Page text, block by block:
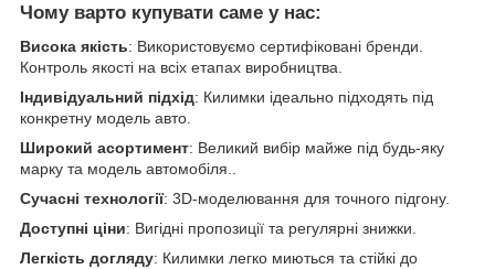
Чому варто купувати саме у нас:
Висока якість: Використовуємо сертифіковані бренди.
Контроль якості на всіх етапах виробництва.
Індивідуальний підхід: Килимки ідеально підходять під
конкретну модель авто.
Широкий асортимент: Великий вибір майже під будь-яку
марку та модель автомобіля..
Сучасні технології: 3D-моделювання для точного підгону.
Доступні ціни: Вигідні пропозиції та регулярні знижки.
Легкість догляду: Килимки легко миються та стійкі до